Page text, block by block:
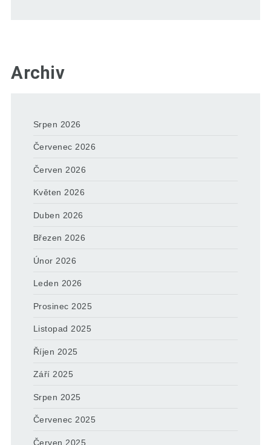
Archiv
Srpen 2026
Červenec 2026
Červen 2026
Květen 2026
Duben 2026
Březen 2026
Únor 2026
Leden 2026
Prosinec 2025
Listopad 2025
Říjen 2025
Září 2025
Srpen 2025
Červenec 2025
Červen 2025